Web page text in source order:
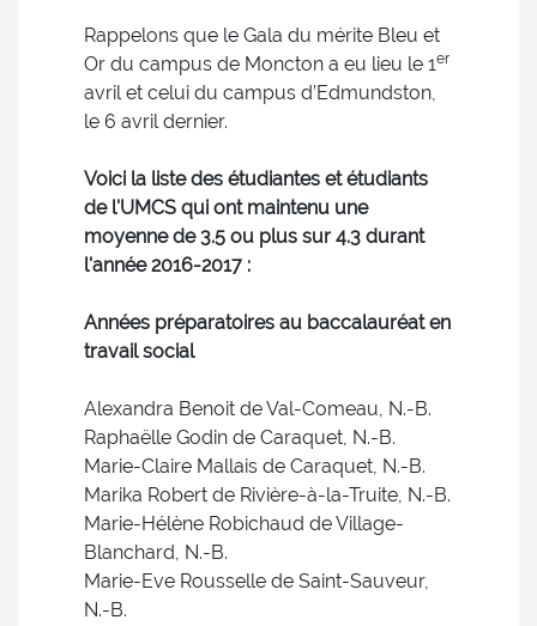
Rappelons que le Gala du mérite Bleu et
Or du campus de Moncton a eu lieu le 1er
avril et celui du campus d’Edmundston,
le 6 avril dernier.
Voici la liste des étudiantes et étudiants
de l'UMCS qui ont maintenu une
moyenne de 3.5 ou plus sur 4.3 durant
l'année 2016-2017 :
Années préparatoires au baccalauréat en
travail social
Alexandra Benoit de Val-Comeau, N.-B.
Raphaëlle Godin de Caraquet, N.-B.
Marie-Claire Mallais de Caraquet, N.-B.
Marika Robert de Rivière-à-la-Truite, N.-B.
Marie-Hélène Robichaud de Village-
Blanchard, N.-B.
Marie-Eve Rousselle de Saint-Sauveur,
N.-B.